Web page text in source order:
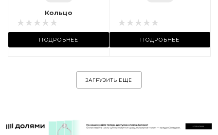
Кольцо
ПОДРОБНЕЕ
Местоположение:
ул. Пушкинская, 11А
ПОДРОБНЕЕ
ЗАГРУЗИТЬ ЕЩЕ